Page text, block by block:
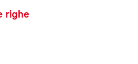
righe